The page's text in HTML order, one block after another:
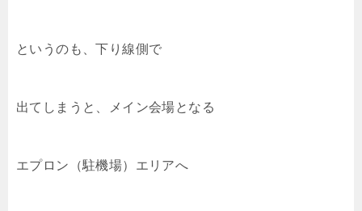
というのも、下り線側で
出てしまうと、メイン会場となる
エプロン（駐機場）エリアへ